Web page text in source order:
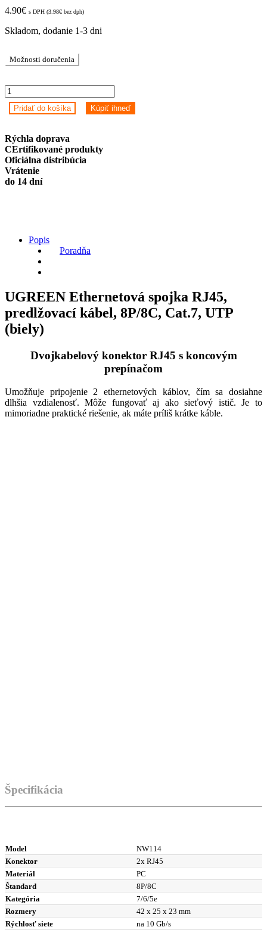
4.90€ s DPH (3.98€ bez dph)
Skladom, dodanie 1-3 dni
Možnosti doručenia
UGREEN
Ethernet
RJ45
cable,
8P/8C,
Cat.7,
UTP
(white)
Pridať do košíka Kúpiť ihneď
Rýchla doprava
CErtifikované produkty
Oficiálna distribúcia
Vrátenie
do 14 dní
Popis
Poradňa
UGREEN Ethernetová spojka RJ45,
predlžovací kábel, 8P/8C, Cat.7, UTP
(biely)
Dvojkabelový konektor RJ45 s koncovým
prepínačom
Umožňuje pripojenie 2 ethernetových káblov, čím sa dosiahne
dlhšia vzdialenosť. Môže fungovať aj ako sieťový istič. Je to
mimoriadne praktické riešenie, ak máte príliš krátke káble.
Špecifikácia
Model
NW114
Konektor
2x RJ45
Materiál
PC
Štandard
8P/8C
Kategória
7/6/5e
Rozmery
42 x 25 x 23 mm
Rýchlosť siete
na 10 Gb/s